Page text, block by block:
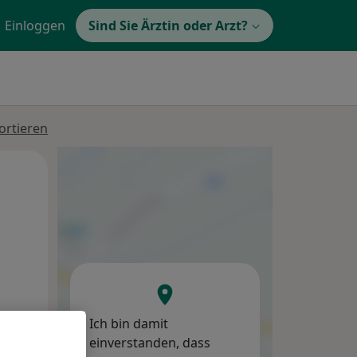
Einloggen Sind Sie Ärztin oder Arzt?
Ich bin damit
einverstanden, dass